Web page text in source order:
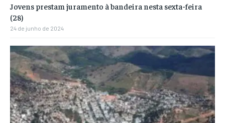
Jovens prestam juramento à bandeira nesta sexta-feira
(28)
24 de junho de 2024